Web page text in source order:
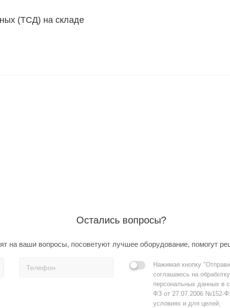
(ТСД) на складе
Остались вопросы?
на ваши вопросы, посоветуют лучшее оборудование, помогут
Нажимая кнопку
соглашаюсь на
персональных данных в
ФЗ от 27.07.2006 №152-
условиях и для целей,